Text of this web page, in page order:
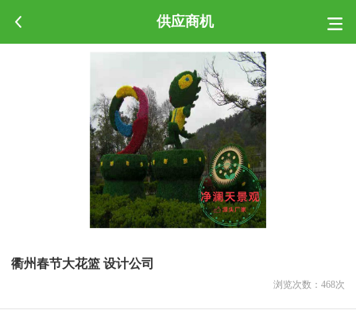
供应商机
衢州春节大花篮 设计公司
浏览次数： 468次